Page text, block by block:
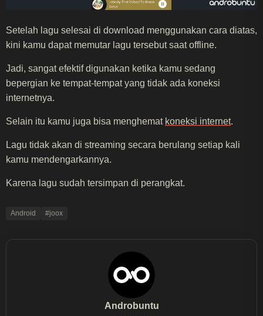
Setelah lagu selesai di download menggunakan cara diatas,
kini kamu dapat memutar lagu tersebut saat offline.
Jadi, sangat efektif digunakan ketika kamu sedang
bepergian ke tempat-tempat yang tidak ada koneksi
internetnya.
Selain itu kamu juga bisa menghemat koneksi internet.
Lagu tidak akan di streaming secara berulang setiap kali
kamu mendengarkannya.
Karena lagu sudah tersimpan di perangkat.
Android #joox
Androbuntu